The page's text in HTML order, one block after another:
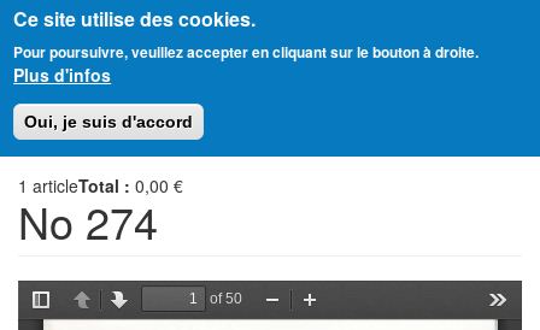
Ce site utilise des cookies.
Pour poursuivre, veuillez accepter en cliquant sur le bouton à droite.
Plus d'infos
Oui, je suis d'accord
au
contenu
principal
Amitié Judéo-Chrétienne de France
1 articleTotal : 0,00 €
No 274